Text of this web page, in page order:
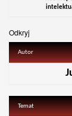
Odkryj
Autor
Temat